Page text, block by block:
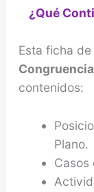
¿Qué
Esta ficha de
Congruencia
contenidos:
Plano.
Casos